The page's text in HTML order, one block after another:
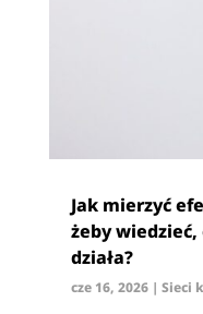
Jak mierzyć
żeby wiedzieć,
działa?
cze 16, 2026| Sieci